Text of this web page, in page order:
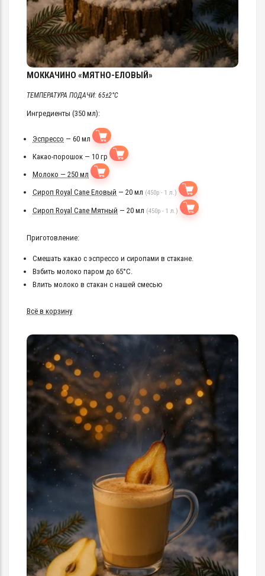
МОККАЧИНО «МЯТНО-ЕЛОВЫЙ»
ТЕМПЕРАТУРА ПОДАЧИ: 65±2°C
Ингредиенты (350 мл):
Эспрессо — 60 мл
Какао-порошок — 10 гр
Молоко — 250 мл
Сироп Royal Cane Еловый — 20 мл (450р - 1 л.)
Сироп Royal Cane Мятный — 20 мл (450р - 1 л.)
Приготовление:
Смешать какао с эспрессо и сиропами в стакане.
Взбить молоко паром до 65°C.
Влить молоко в стакан с нашей смесью
Всё в корзину